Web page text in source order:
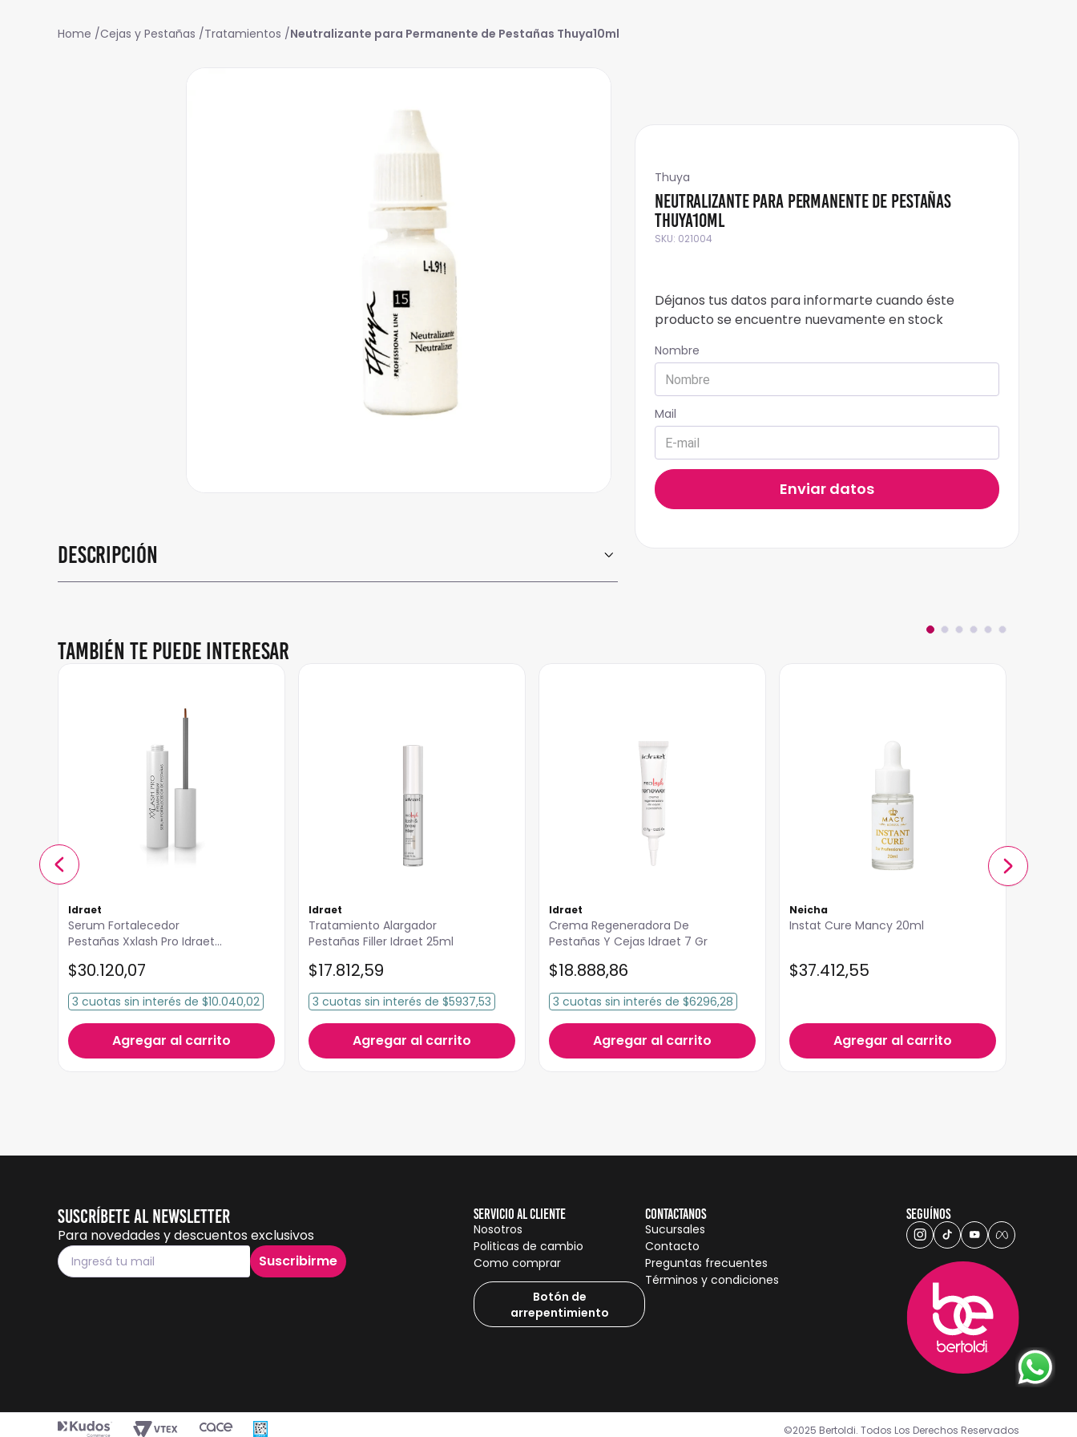
Cejas y Pestañas Tratamientos Neutralizante para Permanente de Pestañas Thuya10ml
Descripción
Thuya
Neutralizante para Permanente de Pestañas
Thuya10ml
SKU: 021004
También te puede interesar
Idraet
Serum Fortalecedor
Pestañas Xxlash Pro Idraet
$30.120,07
3 cuotas sin interés de $10.040,02
Agregar al carrito
Idraet
Tratamiento Alargador
Pestañas Filler Idraet 25ml
$17.812,59
3 cuotas sin interés de $5937,53
Agregar al carrito
Idraet
Crema Regeneradora De
Pestañas Y Cejas Idraet 7 Gr
$18.888,86
3 cuotas sin interés de $6296,28
Agregar al carrito
Neicha
Instat Cure Mancy 20ml
$37.412,55
Agregar al carrito
Suscríbete al Newsletter
Para novedades y descuentos exclusivos
Suscribirme
Servicio al cliente
Nosotros
Politicas de cambio
Como comprar
Botón de
arrepentimiento
Contactanos
Sucursales
Contacto
Preguntas frecuentes
Términos y condiciones
Seguínos
©2025 Bertoldi. Todos Los Derechos Reservados